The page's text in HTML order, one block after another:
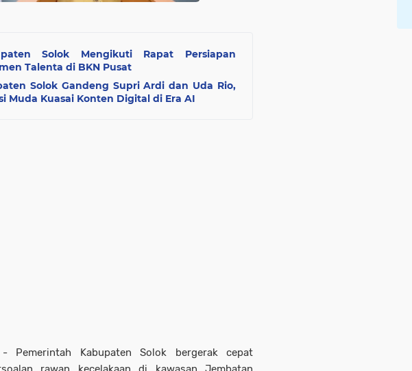
Solok Mengikuti Rapat Persiapan
Talenta di BKN Pusat
Solok Gandeng Supri Ardi dan Uda Rio,
Muda Kuasai Konten Digital di Era AI
- Pemerintah Kabupaten Solok bergerak cepat